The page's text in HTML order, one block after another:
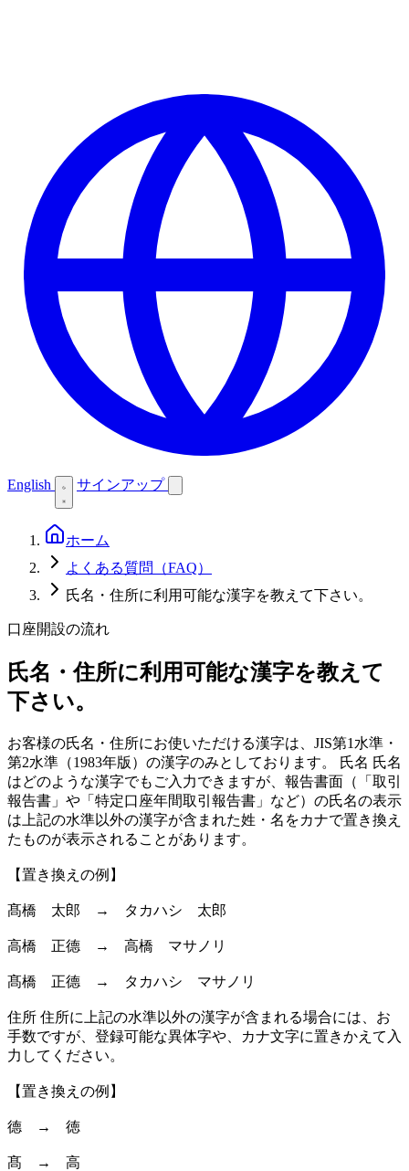
English サインアップ
ホーム
よくある質問（FAQ）
氏名・住所に利用可能な漢字を教えて下さい。
口座開設の流れ
氏名・住所に利用可能な漢字を教えて
下さい。
お客様の氏名・住所にお使いただける漢字は、JIS第1水準・
第2水準（1983年版）の漢字のみとしております。 氏名 氏名
はどのような漢字でもご入力できますが、報告書面（「取引
報告書」や「特定口座年間取引報告書」など）の氏名の表示
は上記の水準以外の漢字が含まれた姓・名をカナで置き換え
たものが表示されることがあります。
【置き換えの例】
髙橋 太郎 → タカハシ 太郎
高橋 正德 → 高橋 マサノリ
髙橋 正德 → タカハシ マサノリ
住所 住所に上記の水準以外の漢字が含まれる場合には、お
手数ですが、登録可能な異体字や、カナ文字に置きかえて入
力してください。
【置き換えの例】
德 → 徳
髙 → 高